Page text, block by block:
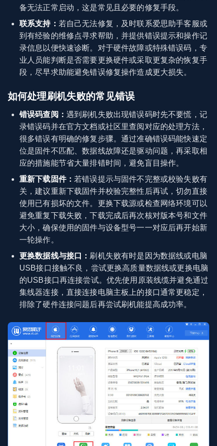
备无法正常启动，这是常见且必要的修复手段。
联系支持： 若自己无法修复，及时联系爱思助手客服或
到有经验的维修点寻求帮助，并提供错误提示和操作记
录信息以便快速诊断。对于硬件故障或特殊错误码，专
业人员能判断是否需要更换硬件或采取更复杂的恢复手
段，尽早求助能避免错误修复操作造成更大损失。
如何处理刷机失败的常见错误
错误码查阅： 遇到刷机失败出现错误码时先不要慌，记
录错误码并在官方文档或社区里查阅对应的处理方法，
很多错误有明确的修复步骤。通过准确错误码能快速定
位是固件不匹配、数据线故障还是驱动问题，再采取相
应的措施能节省大量排错时间，避免盲目操作。
重新下载固件： 若错误提示与固件不完整或校验失败有
关，建议重新下载固件并校验完整性后再试，切勿直接
使用已有损坏的文件。更换下载源或检查网络环境可以
避免重复下载失败，下载完成后再次核对版本号和文件
大小，确保使用的固件与设备型号一一对应后再开始新
一轮操作。
更换数据线与接口： 刷机失败有时是因为数据线或电脑
USB接口接触不良，尝试更换高质量数据线或更换电脑
的USB接口再连接尝试。优先使用原装线缆并避免通过
集线器连接，直接连接电脑主板上的接口通常更稳定，
排除了硬件连接问题后再尝试刷机能提高成功率。